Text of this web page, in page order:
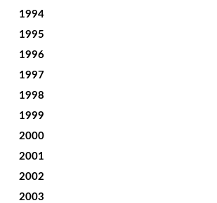
1994
1995
1996
1997
1998
1999
2000
2001
2002
2003